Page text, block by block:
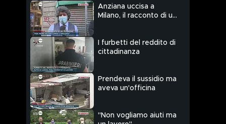
Anziana uccisa a
Milano, il racconto di un
I furbetti del reddito di
cittadinanza
Prendeva il sussidio ma
aveva un'officina
"Non vogliamo aiuti ma